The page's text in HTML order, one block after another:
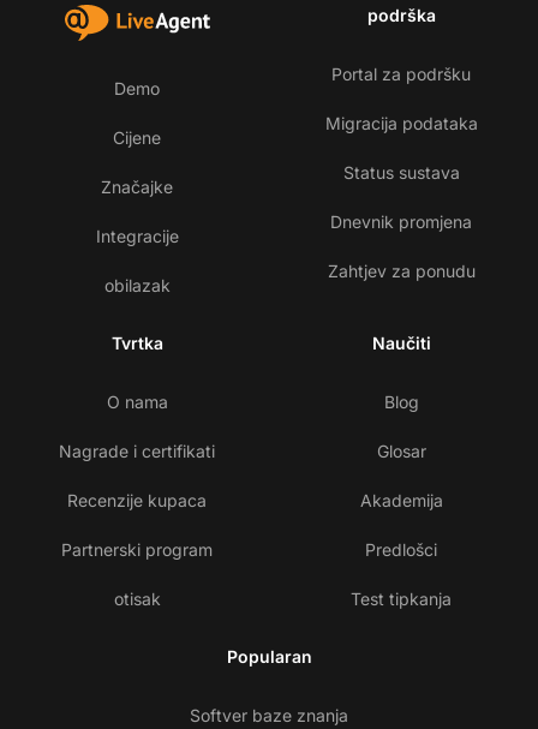
Demo
Cijene
Značajke
Integracije
obilazak
podrška
Portal za podršku
Migracija podataka
Status sustava
Dnevnik promjena
Zahtjev za ponudu
Tvrtka
O nama
Nagrade i certifikati
Recenzije kupaca
Partnerski program
otisak
Naučiti
Blog
Glosar
Akademija
Predlošci
Test tipkanja
Popularan
Softver baze znanja